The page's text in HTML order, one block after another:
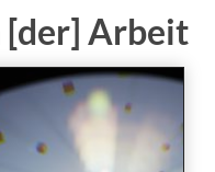
[der] Arbeit